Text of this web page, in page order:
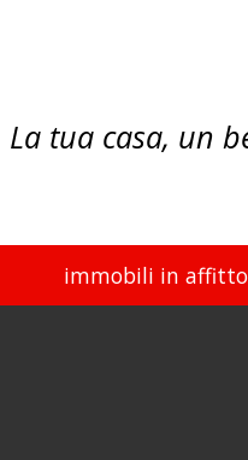
La tua casa, un
immobili in affitto